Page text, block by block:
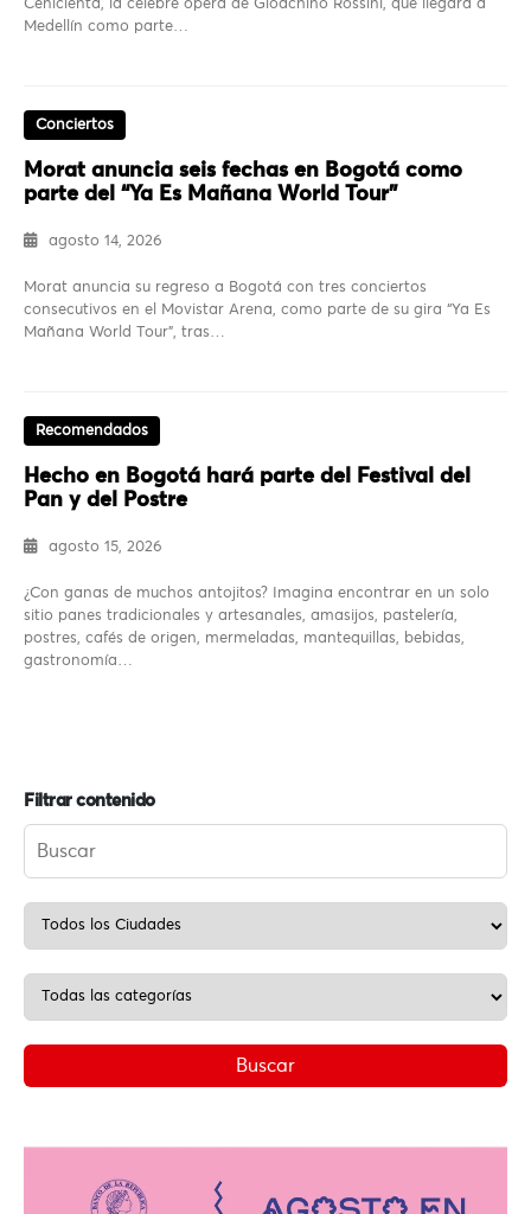
Cenicienta, la célebre ópera de Gioachino Rossini, que llegará a
Medellín como parte…
Conciertos
Morat anuncia seis fechas en Bogotá como
parte del “Ya Es Mañana World Tour”
agosto 14, 2026
Morat anuncia su regreso a Bogotá con tres conciertos
consecutivos en el Movistar Arena, como parte de su gira “Ya Es
Mañana World Tour”, tras…
Recomendados
Hecho en Bogotá hará parte del Festival del
Pan y del Postre
agosto 15, 2026
¿Con ganas de muchos antojitos? Imagina encontrar en un solo
sitio panes tradicionales y artesanales, amasijos, pastelería,
postres, cafés de origen, mermeladas, mantequillas, bebidas,
gastronomía…
Filtrar contenido